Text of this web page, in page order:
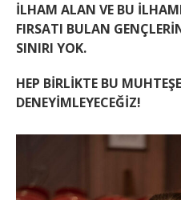
İLHAM ALAN VE BU
FIRSATI BULAN
SINIRI YOK.
HEP BİRLİKTE BU
DENEYİMLEYECEĞİZ!